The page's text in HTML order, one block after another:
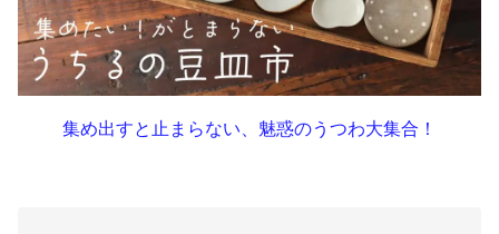
集め出すと止まらない、魅惑のうつわ大集合！